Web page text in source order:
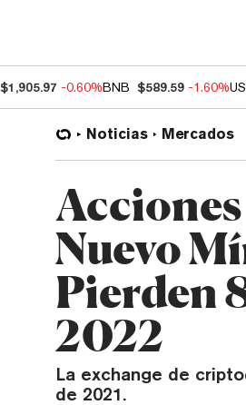
$1,905.97 -0.60%BNB $589.59 -1.60%
Noticias Mercados
Nuevo
Pierden
2022
La exchange de
de 2021.